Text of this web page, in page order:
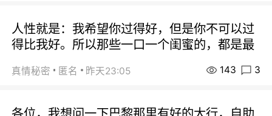
人性就是：我希望你过得好，但是你不可以过
得比我好。所以那些一口一个闺蜜的，都是最
真情秘密 匿名 昨天23:05 143 3